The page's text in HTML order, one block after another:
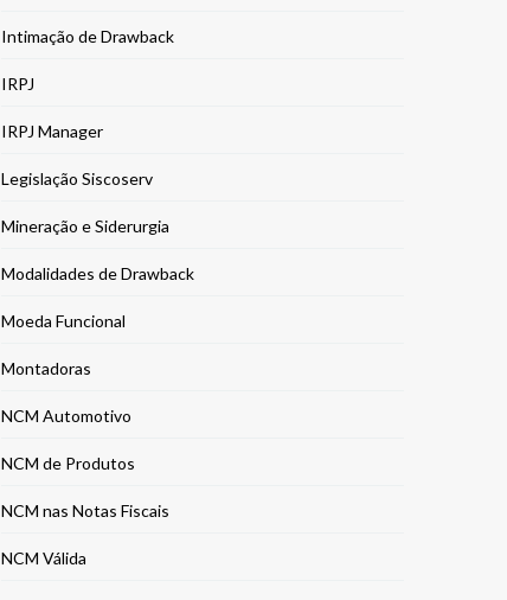
Intimação de Drawback
IRPJ
IRPJ Manager
Legislação Siscoserv
Mineração e Siderurgia
Modalidades de Drawback
Moeda Funcional
Montadoras
NCM Automotivo
NCM de Produtos
NCM nas Notas Fiscais
NCM Válida